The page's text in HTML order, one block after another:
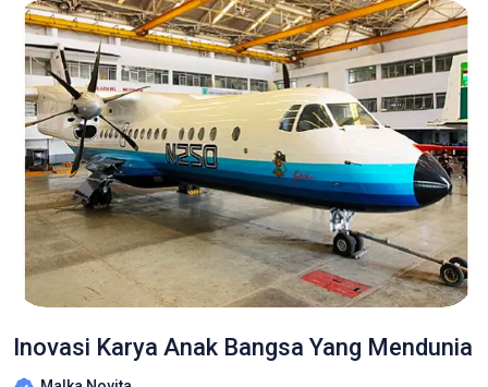
Inovasi Karya Anak Bangsa Yang Mendunia